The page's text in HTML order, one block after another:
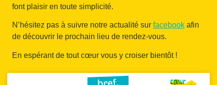
font plaisir en toute simplicité.
N’hésitez pas à suivre notre actualité sur facebook afin
de découvrir le prochain lieu de rendez-vous.
En espérant de tout cœur vous y croiser bientôt !